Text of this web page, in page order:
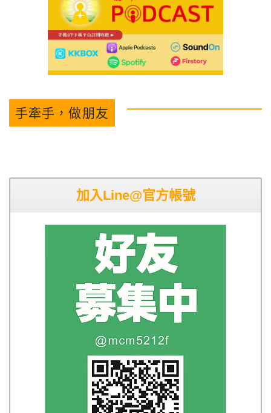
手牽手，做朋友
加入Line@官方帳號